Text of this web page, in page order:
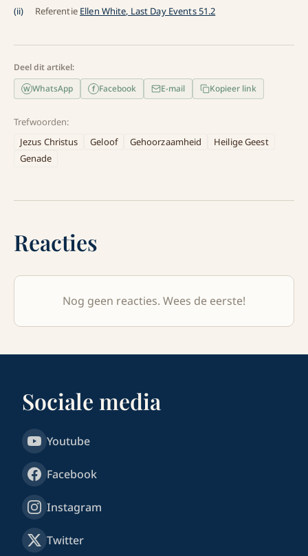
(ii) Referentie Ellen White, Last Day Events 51.2
Deel dit artikel:
W WhatsApp f Facebook E-mail Kopieer link
Trefwoorden:
Jezus Christus
Geloof Gehoorzaamheid
Heilige Geest
Genade
Reacties
Nog geen reacties. Wees de eerste!
Sociale media
Youtube
Facebook
Instagram
Twitter